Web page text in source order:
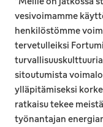
vesivoimamme
henkilöstömme
tervetulleiksi
sitoutumista
ylläpitämiseksi
ratkaisu tekee
työnantajan